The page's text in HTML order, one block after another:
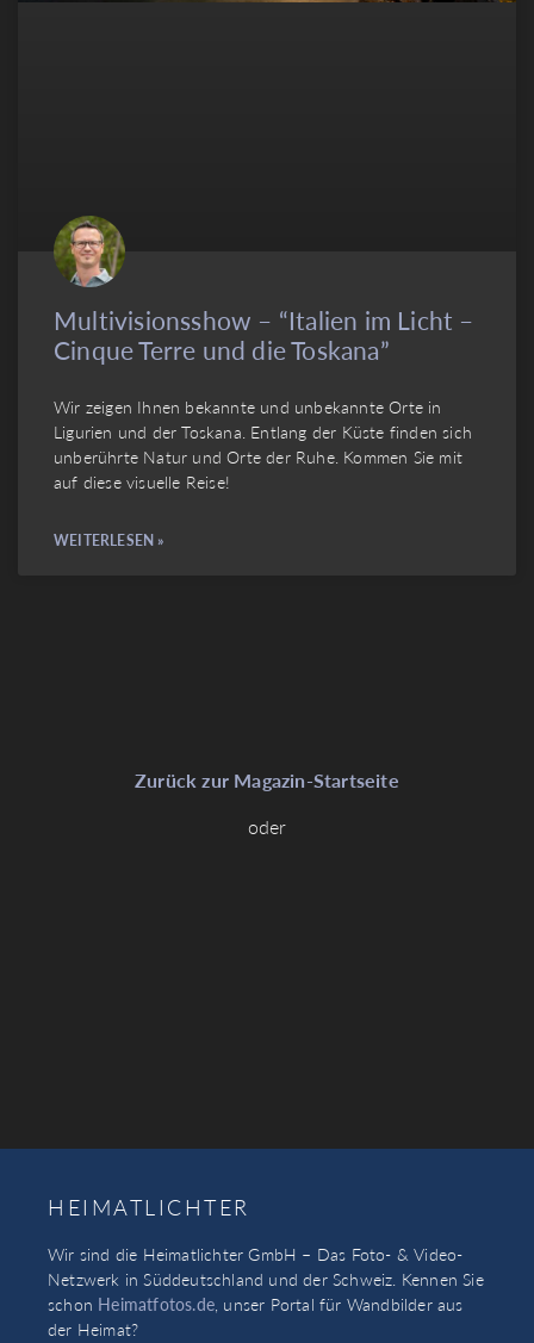
Multivisionsshow – “Italien im Licht –
Cinque Terre und die Toskana”
Wir zeigen Ihnen bekannte und unbekannte Orte in
Ligurien und der Toskana. Entlang der Küste finden sich
unberührte Natur und Orte der Ruhe. Kommen Sie mit
auf diese visuelle Reise!
WEITERLESEN »
Zurück zur Magazin-Startseite
oder
HEIMATLICHTER
Wir sind die Heimatlichter GmbH – Das Foto- & Video-
Netzwerk in Süddeutschland und der Schweiz. Kennen Sie
schon Heimatfotos.de, unser Portal für Wandbilder aus
der Heimat?